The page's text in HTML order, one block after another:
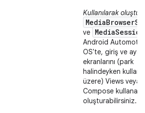
Kullanılarak
ve MediaSession
Android
OS'te, giriş ve
ekranlarını (park
halindeyken
üzere) Views veya
Compose
oluşturabilirsiniz.